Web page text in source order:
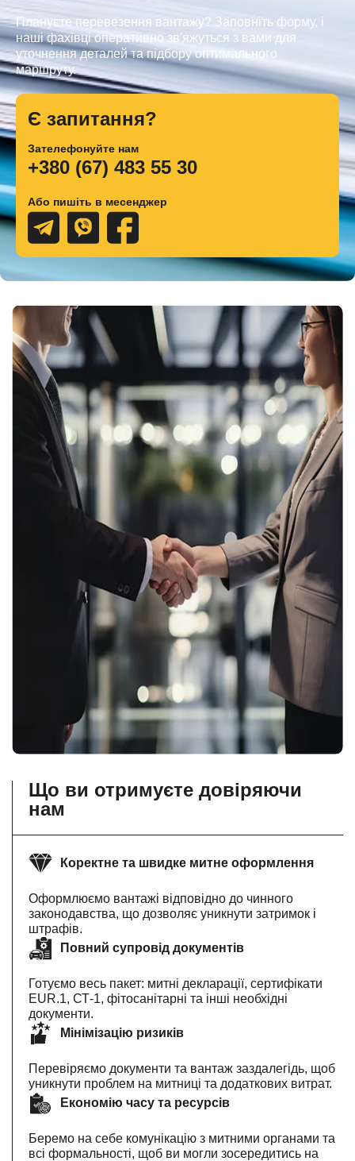
Плануєте перевезення вантажу? Заповніть форму, і
наші фахівці оперативно зв'яжуться з вами для
уточнення деталей та підбору оптимального
маршруту.
Є запитання?
Зателефонуйте нам
+380 (67) 483 55 30
Або пишіть в месенджер
Що ви отримуєте довіряючи
нам
Коректне та швидке митне оформлення
Оформлюємо вантажі відповідно до чинного
законодавства, що дозволяє уникнути затримок і
штрафів.
Повний супровід документів
Готуємо весь пакет: митні декларації, сертифікати
EUR.1, СТ-1, фітосанітарні та інші необхідні
документи.
Мінімізацію ризиків
Перевіряємо документи та вантаж заздалегідь, щоб
уникнути проблем на митниці та додаткових витрат.
Економію часу та ресурсів
Беремо на себе комунікацію з митними органами та
всі формальності, щоб ви могли зосередитись на